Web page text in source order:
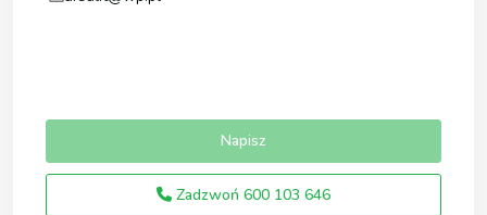
Napisz
Zadzwoń 600 103 646